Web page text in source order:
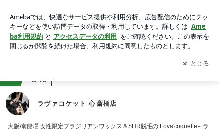
アプリをダウンロードして ブログの更新通知
を受け取りまし
ょう。
開く
849
ラヴァコケット 心斎橋店
大阪/南船場 女性限定ブラジリアンワックス＆SHR脱毛の Lova'coquette～ラ